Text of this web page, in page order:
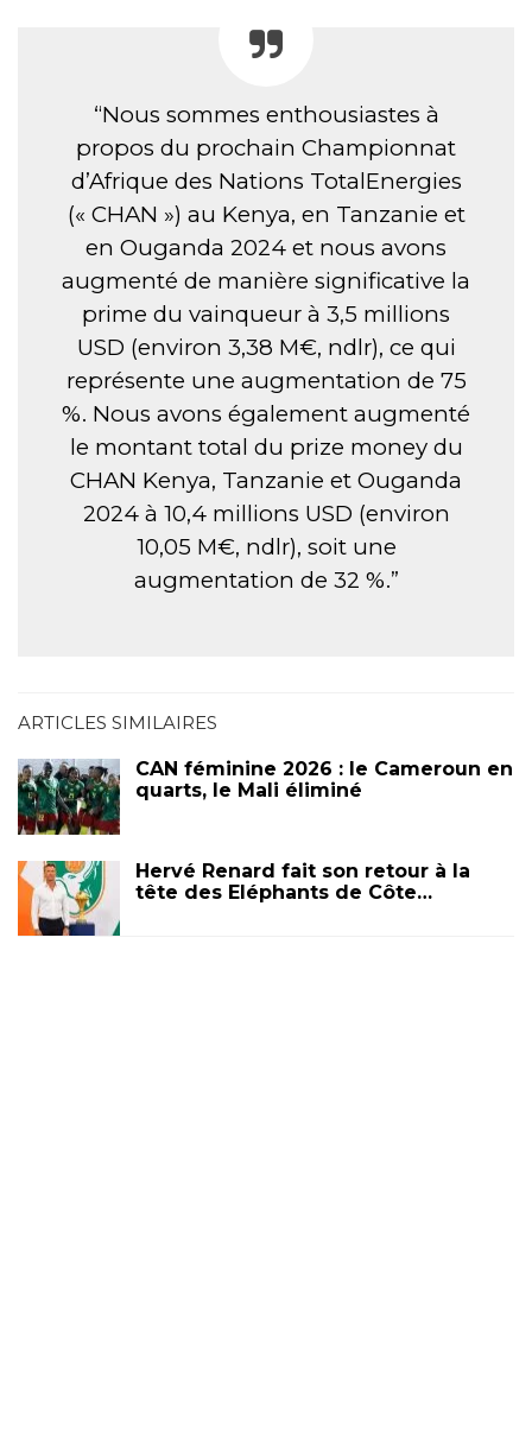
“Nous sommes enthousiastes à
propos du prochain Championnat
d’Afrique des Nations TotalEnergies
(« CHAN ») au Kenya, en Tanzanie et
en Ouganda 2024 et nous avons
augmenté de manière significative la
prime du vainqueur à 3,5 millions
USD (environ 3,38 M€, ndlr), ce qui
représente une augmentation de 75
%. Nous avons également augmenté
le montant total du prize money du
CHAN Kenya, Tanzanie et Ouganda
2024 à 10,4 millions USD (environ
10,05 M€, ndlr), soit une
augmentation de 32 %.”
ARTICLES SIMILAIRES
CAN féminine 2026 : le Cameroun en
quarts, le Mali éliminé
Hervé Renard fait son retour à la
tête des Eléphants de Côte…